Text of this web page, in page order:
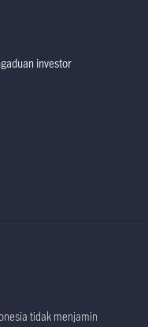
investor
tidak menjamin